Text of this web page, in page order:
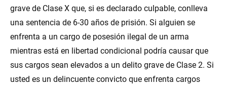
grave de Clase X que, si es declarado culpable, conlleva
una sentencia de 6-30 años de prisión. Si alguien se
enfrenta a un cargo de posesión ilegal de un arma
mientras está en libertad condicional podría causar que
sus cargos sean elevados a un delito grave de Clase 2. Si
usted es un delincuente convicto que enfrenta cargos